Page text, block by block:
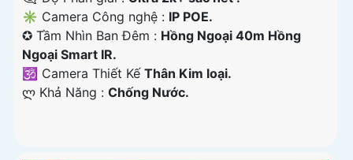
✳️ Camera Công nghệ : IP POE.
✪ Tầm Nhìn Ban Đêm : Hồng Ngoại 40m Hồng
Ngoại Smart IR.
🕉️ Camera Thiết Kế Thân Kim loại.
️ლ Khả Năng : Chống Nước.